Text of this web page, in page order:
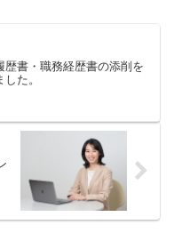
歴書・職務経歴書の添削を
た。